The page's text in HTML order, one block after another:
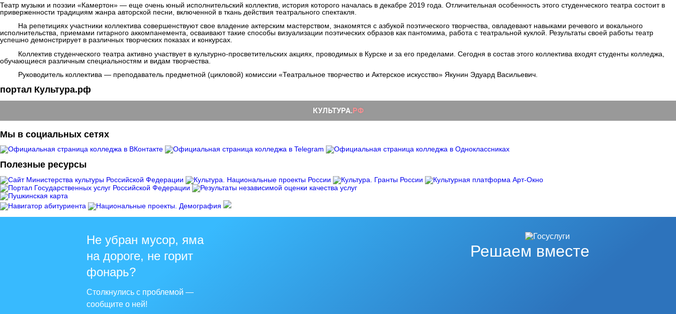
Театр музыки и поэзии «Камертон» — еще очень юный исполнительский коллектив, история которого началась в декабре 2019 года. Отличительная особенность этого студенческого театра состоит в
приверженности традициям жанра авторской песни, включенной в ткань действия театрального спектакля.
На репетициях участники коллектива совершенствуют свое владение актерским мастерством, знакомятся с азбукой поэтического творчества, овладевают навыками речевого и вокального
исполнительства, приемами гитарного аккомпанемента, осваивают такие способы визуализации поэтических образов как пантомима, работа с театральной куклой. Результаты своей работы театр
успешно демонстрирует в различных творческих показах и конкурсах.
Коллектив студенческого театра активно участвует в культурно-просветительских акциях, проводимых в Курске и за его пределами. Сегодня в состав этого коллектива входят студенты колледжа,
обучающиеся различным специальностям и видам творчества.
Руководитель коллектива — преподаватель предметной (цикловой) комиссии «Театральное творчество и Актерское искусство» Якунин Эдуард Васильевич.
портал Культура.рф
Мы в социальных сетях
Полезные ресурсы
Решаем вместе
Не убран мусор, яма
на дороге, не горит
фонарь?
Столкнулись с проблемой —
сообщите о ней!